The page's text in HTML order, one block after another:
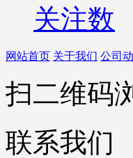
关注数
网站首页 关于我们 公司
扫二维码
联系我们